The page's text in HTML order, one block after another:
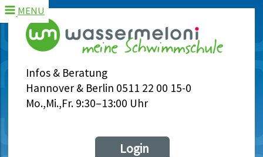
Infos & Beratung
Hannover & Berlin 0511 22 00 15-0
Mo.,Mi.,Fr. 9:30–13:00 Uhr
MENU
Login